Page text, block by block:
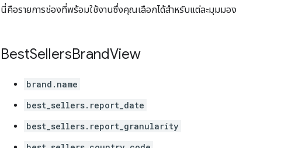
นี่คือรายการช่องที่พร้อมใช้งานซึ่งคุณเลือกได้สำหรับแต่ละมุมมอง
BestSellersBrandView
brand.name
best_sellers.report_date
best_sellers.report_granularity